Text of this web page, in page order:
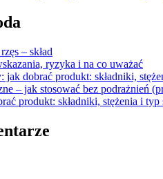
– skład
ryzyka i na co uważać
jak dobrać produkt: składniki,
– jak stosować bez podrażnień
produkt: składniki, stężenia i typ